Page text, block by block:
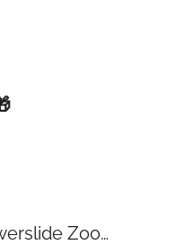
Kolečkové brusle Powerslide Zoom Baby Blue 80